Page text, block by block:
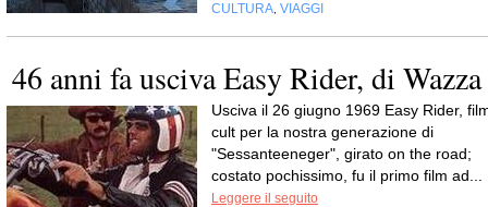
CULTURA VIAGGI
46 anni fa usciva Easy Rider, di Wazza
Usciva il 26 giugno 1969 Easy Rider,
cult per la nostra generazione di
"Sessanteeneger", girato on the road;
costato pochissimo, fu il primo film ad...
Leggere il seguito